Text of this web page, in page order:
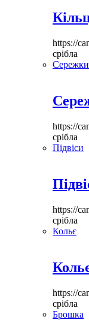
https://
срібла
Сережки
https://
срібла
Підвіси
https://
срібла
Кольє
https://
срібла
Брошка